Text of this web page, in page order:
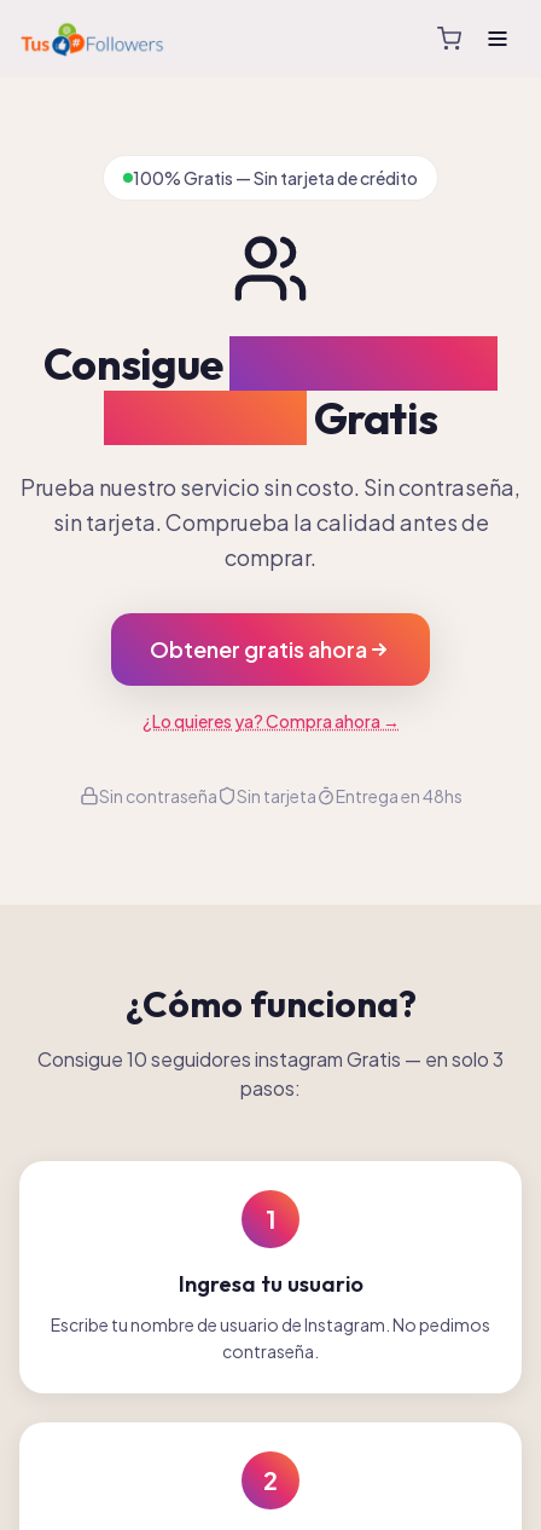
100% Gratis — Sin tarjeta de crédito
Consigue
Gratis
Prueba nuestro servicio sin costo. Sin contraseña,
sin tarjeta. Comprueba la calidad antes de
comprar.
Obtener gratis ahora
¿Lo quieres ya? Compra ahora →
Sin contraseña Sin tarjeta Entrega en 48hs
¿Cómo funciona?
Consigue 10 seguidores instagram Gratis — en solo 3
pasos:
1
Ingresa tu usuario
Escribe tu nombre de usuario de Instagram. No pedimos
contraseña.
2